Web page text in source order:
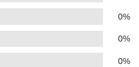
0%
0%
0%